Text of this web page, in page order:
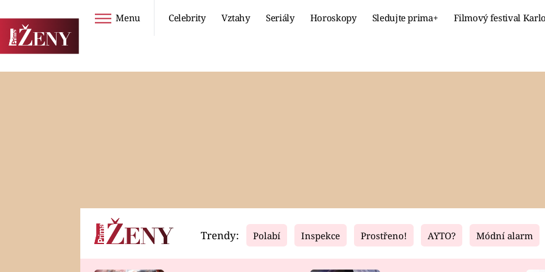
Menu Celebrity Vztahy Seriály Horoskopy Sledujte prima+ Filmový festival
Horoskopy Video Fresh Living
Trendy: Polabí Inspekce Prostřeno! AYTO? Módní alarm